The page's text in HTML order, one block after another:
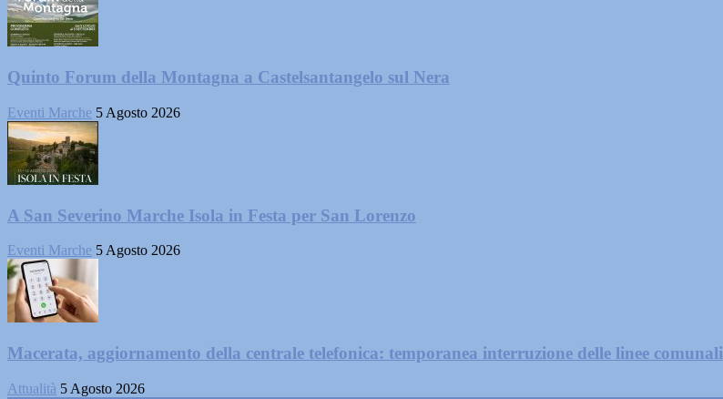
Quinto Forum della Montagna a Castelsantangelo sul Nera
Eventi Marche 5 Agosto 2026
A San Severino Marche Isola in Festa per San Lorenzo
Eventi Marche 5 Agosto 2026
Macerata, aggiornamento della centrale telefonica: temporanea interruzione delle linee comunali
Attualità 5 Agosto 2026